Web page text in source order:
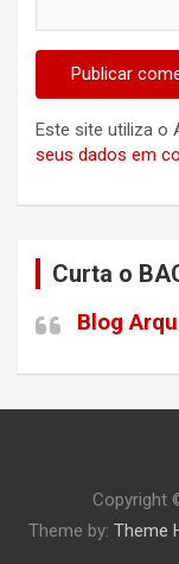
Este site utiliza o
seus dados em
Curta o
Blog
Copyright
Theme by: Theme